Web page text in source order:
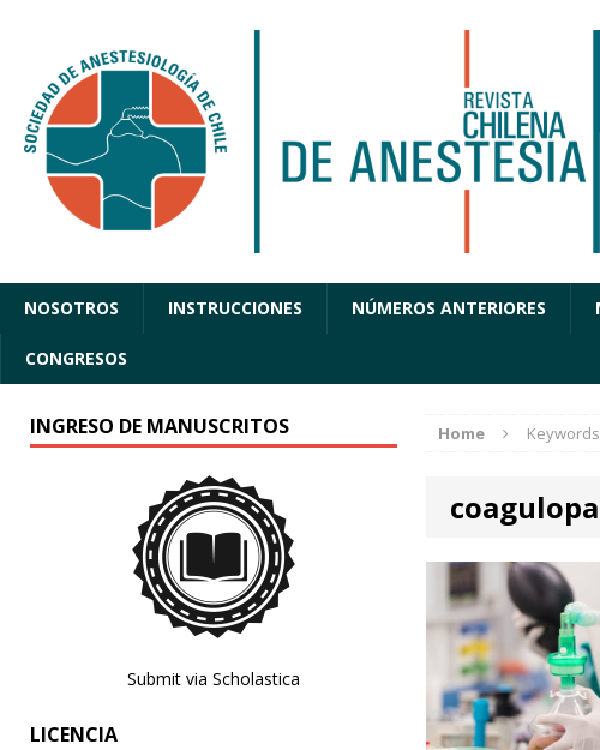
NOSOTROS INSTRUCCIONES NÚMEROS ANTERIORES
CONGRESOS
Home Keywords
INGRESO DE MANUSCRITOS
Submit via Scholastica
LICENCIA